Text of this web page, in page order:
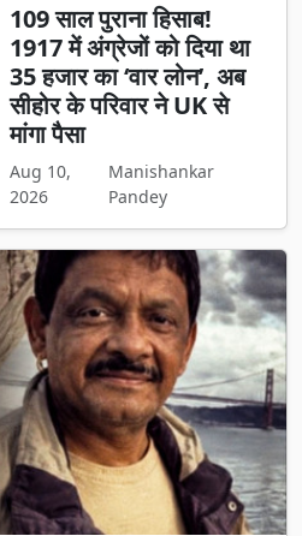
109 साल पुराना हिसाब!
1917 में अंग्रेजों को दिया था
35 हजार का ‘वार लोन’, अब
सीहोर के परिवार ने UK से
मांगा पैसा
Aug 10,
2026
Manishankar
Pandey